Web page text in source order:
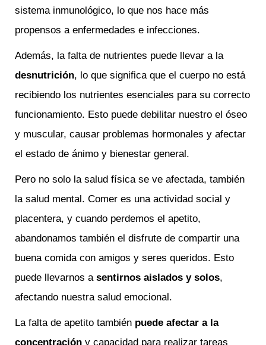
sistema inmunológico, lo que nos hace más
propensos a enfermedades e infecciones.
Además, la falta de nutrientes puede llevar a la
desnutrición, lo que significa que el cuerpo no está
recibiendo los nutrientes esenciales para su correcto
funcionamiento. Esto puede debilitar nuestro el óseo
y muscular, causar problemas hormonales y afectar
el estado de ánimo y bienestar general.
Pero no solo la salud física se ve afectada, también
la salud mental. Comer es una actividad social y
placentera, y cuando perdemos el apetito,
abandonamos también el disfrute de compartir una
buena comida con amigos y seres queridos. Esto
puede llevarnos a sentirnos aislados y solos,
afectando nuestra salud emocional.
La falta de apetito también puede afectar a la
concentración y capacidad para realizar tareas